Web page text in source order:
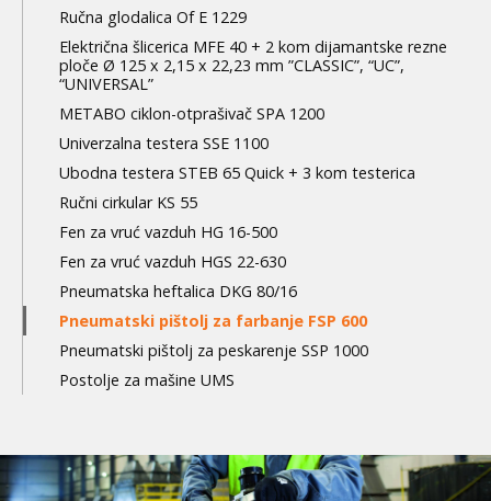
Ručna glodalica Of E 1229
Električna šlicerica MFE 40 + 2 kom dijamantske rezne
ploče Ø 125 x 2,15 x 22,23 mm ”CLASSIC”, “UC”,
“UNIVERSAL”
METABO ciklon-otprašivač SPA 1200
Univerzalna testera SSE 1100
Ubodna testera STEB 65 Quick + 3 kom testerica
Ručni cirkular KS 55
Fen za vruć vazduh HG 16-500
Fen za vruć vazduh HGS 22-630
Pneumatska heftalica DKG 80/16
Pneumatski pištolj za farbanje FSP 600
Pneumatski pištolj za peskarenje SSP 1000
Postolje za mašine UMS